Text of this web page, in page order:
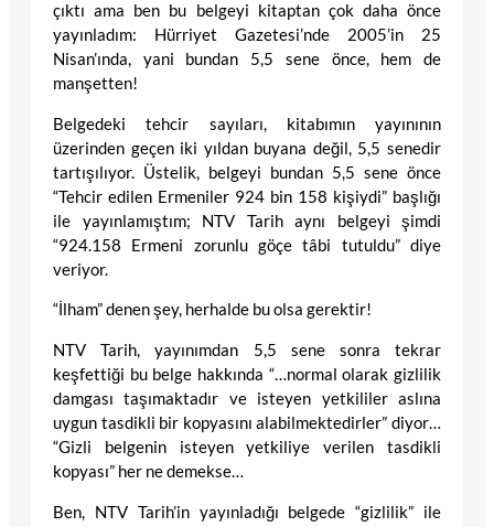
çıktı ama ben bu belgeyi kitaptan çok daha önce
yayınladım: Hürriyet Gazetesi’nde 2005’in 25
Nisan’ında, yani bundan 5,5 sene önce, hem de
manşetten!
Belgedeki tehcir sayıları, kitabımın yayınının
üzerinden geçen iki yıldan buyana değil, 5,5 senedir
tartışılıyor. Üstelik, belgeyi bundan 5,5 sene önce
“Tehcir edilen Ermeniler 924 bin 158 kişiydi” başlığı
ile yayınlamıştım; NTV Tarih aynı belgeyi şimdi
“924.158 Ermeni zorunlu göçe tâbi tutuldu” diye
veriyor.
“İlham” denen şey, herhalde bu olsa gerektir!
NTV Tarih, yayınımdan 5,5 sene sonra tekrar
keşfettiği bu belge hakkında “…normal olarak gizlilik
damgası taşımaktadır ve isteyen yetkililer aslına
uygun tasdikli bir kopyasını alabilmektedirler” diyor…
“Gizli belgenin isteyen yetkiliye verilen tasdikli
kopyası” her ne demekse…
Ben, NTV Tarih’in yayınladığı belgede “gizlilik” ile